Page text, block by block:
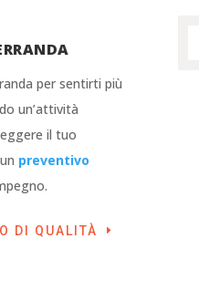
per sentirti più
un’attività
il tuo
preventivo
DI QUALITÀ